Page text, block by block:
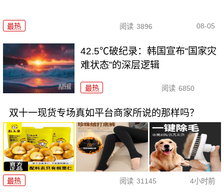
最热 阅读 3896 08-05
42.5℃破纪录：韩国宣布“国家灾
难状态”的深层逻辑
最热 阅读 6850
双十一现货专场真如平台商家所说的那样吗？
最热 阅读 31145 4小时前